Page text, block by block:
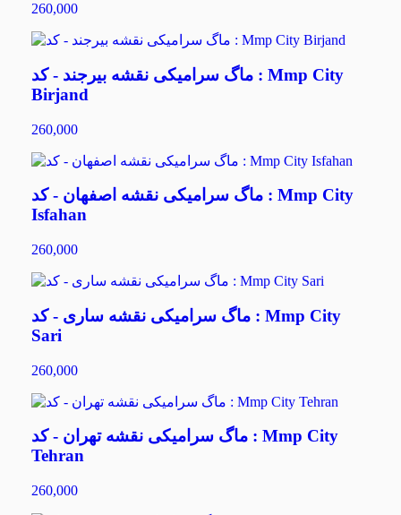
260,000
ماگ سرامیکی نقشه بیرجند - کد : Mmp City
Birjand
260,000
ماگ سرامیکی نقشه اصفهان - کد : Mmp City
Isfahan
260,000
ماگ سرامیکی نقشه ساری - کد : Mmp City
Sari
260,000
ماگ سرامیکی نقشه تهران - کد : Mmp City
Tehran
260,000